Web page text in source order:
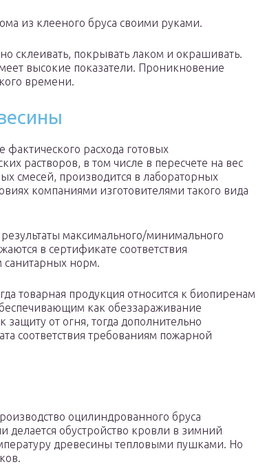
из клееного бруса своими руками.
склеивать, покрывать лаком и окрашивать.
высокие показатели. Проникновение
времени.
фактического расхода готовых
растворов, в том числе в пересчете на вес
смесей, производится в лабораторных
компаниями изготовителями такого вида
максимального/минимального
в сертификате соответствия
санитарных норм.
товарная продукция относится к биопиренам
как обеззараживание
от огня, тогда дополнительно
соответствия требованиям пожарной
оцилиндрованного бруса
обустройство кровли в зимний
древесины тепловыми пушками. Но